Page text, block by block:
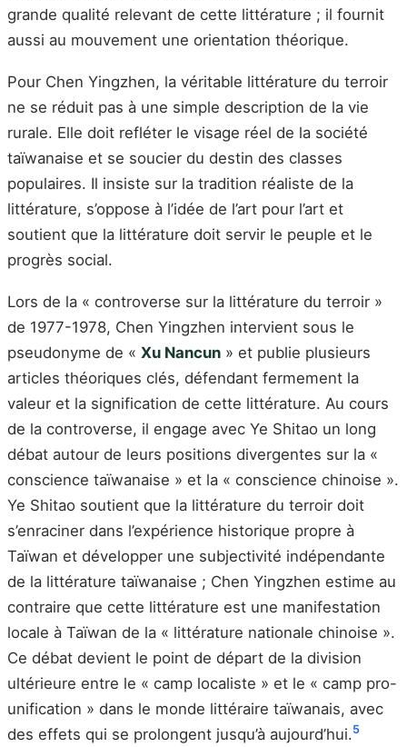
grande qualité relevant de cette littérature ; il fournit
aussi au mouvement une orientation théorique.
Pour Chen Yingzhen, la véritable littérature du terroir
ne se réduit pas à une simple description de la vie
rurale. Elle doit refléter le visage réel de la société
taïwanaise et se soucier du destin des classes
populaires. Il insiste sur la tradition réaliste de la
littérature, s’oppose à l’idée de l’art pour l’art et
soutient que la littérature doit servir le peuple et le
progrès social.
Lors de la « controverse sur la littérature du terroir »
de 1977-1978, Chen Yingzhen intervient sous le
pseudonyme de « Xu Nancun » et publie plusieurs
articles théoriques clés, défendant fermement la
valeur et la signification de cette littérature. Au cours
de la controverse, il engage avec Ye Shitao un long
débat autour de leurs positions divergentes sur la «
conscience taïwanaise » et la « conscience chinoise ».
Ye Shitao soutient que la littérature du terroir doit
s’enraciner dans l’expérience historique propre à
Taïwan et développer une subjectivité indépendante
de la littérature taïwanaise ; Chen Yingzhen estime au
contraire que cette littérature est une manifestation
locale à Taïwan de la « littérature nationale chinoise ».
Ce débat devient le point de départ de la division
ultérieure entre le « camp localiste » et le « camp pro-
unification » dans le monde littéraire taïwanais, avec
des effets qui se prolongent jusqu’à aujourd’hui.5